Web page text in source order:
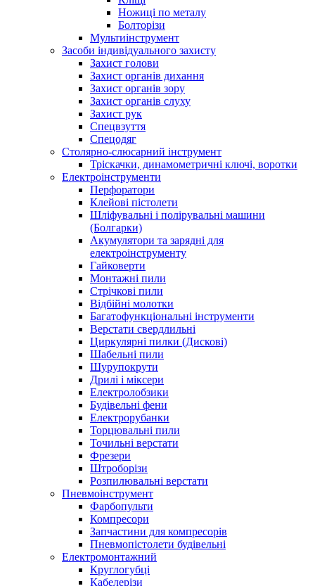
Ножиці по металу
Болторізи
Мультиінструмент
Засоби індивідуального захисту
Захист голови
Захист органів дихання
Захист органів зору
Захист органів слуху
Захист рук
Спецвзуття
Спецодяг
Столярно-слюсарний інструмент
Тріскачки, динамометричні ключі, воротки
Електроінструменти
Перфоратори
Клейові пістолети
Шліфувальні і полірувальні машини
(Болгарки)
Акумулятори та зарядні для
електроінструменту
Гайковерти
Монтажні пили
Стрічкові пили
Відбійні молотки
Багатофункціональні інструменти
Верстати свердлильні
Циркулярні пилки (Дискові)
Шабельні пили
Шурупокрути
Дрилі і міксери
Електролобзики
Будівельні фени
Електрорубанки
Торцювальні пили
Точильні верстати
Фрезери
Штроборізи
Розпилювальні верстати
Пневмоінструмент
Фарбопульти
Компресори
Запчастини для компресорів
Пневмопістолети будівельні
Електромонтажний
Круглогубці
Кабелерізи